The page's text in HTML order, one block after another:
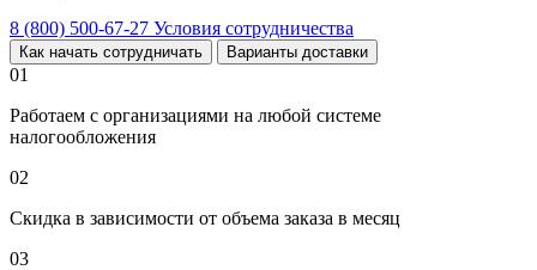
8 (800) 500-67-27 Условия сотрудничества
Как начать сотрудничать Варианты доставки
01
Работаем с организациями на любой системе
налогообложения
02
Скидка в зависимости от объема заказа в месяц
03